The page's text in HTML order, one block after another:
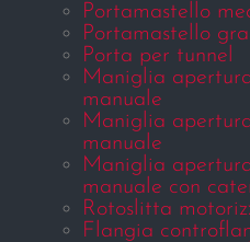
Portamastello
Portamastello
Porta per tunnel
Maniglia
manuale
Maniglia
manuale
Maniglia
manuale con
Rotoslitta
Flangia